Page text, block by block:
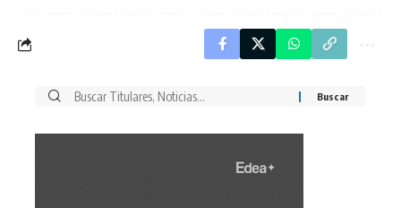
Buscar